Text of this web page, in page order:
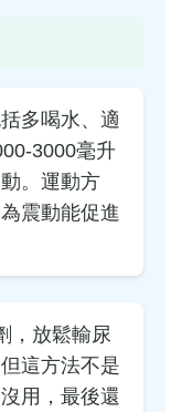
多喝水、適
3000毫升
。運動方
震動能促進
，放鬆輸尿
這方法不是
用，最後還